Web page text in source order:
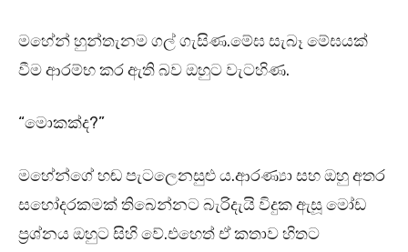
මහේන් හුන්තැනම ගල් ගැසිණ.මේඝ සැබෑ මේඝයක්
වීම ආරම්භ කර ඇති බව ඔහුට වැටහිණ.
“මොකක්ද?”
මහේන්ගේ හඬ පැටලෙනසුළු ය.ආරණ්‍යා සහ ඔහු අතර
සහෝදරකමක් තිබෙන්නට බැරිදැයි විදුක ඇසූ මෝඩ
ප්‍රශ්නය ඔහුට සිහි වේ.එහෙත් ඒ කතාව හිතට